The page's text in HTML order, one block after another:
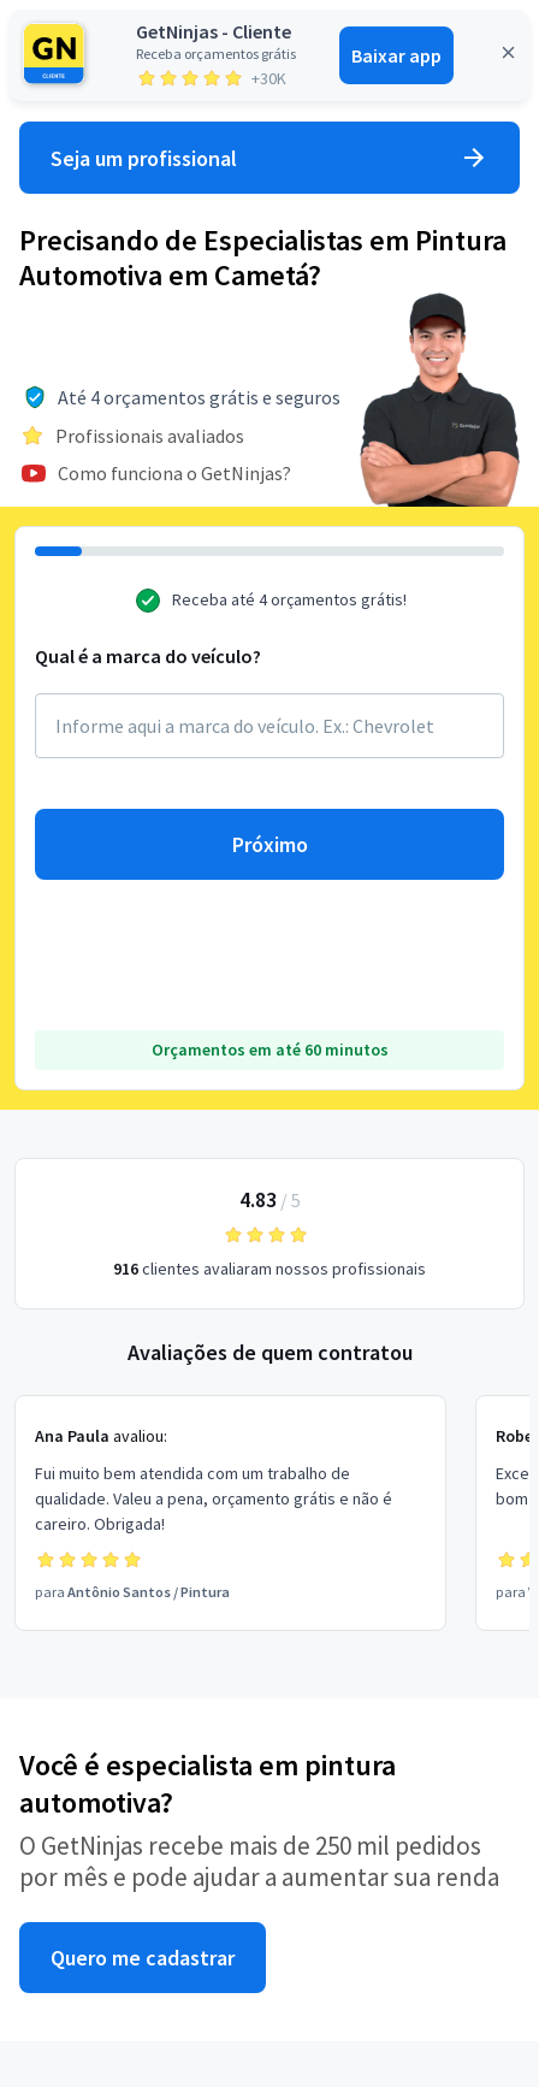
GetNinjas - Cliente
Receba orçamentos grátis
+30K
Baixar app
Entrar
Seja um profissional
Precisando de Especialistas em Pintura
Automotiva em Cametá?
Até 4 orçamentos grátis e seguros
Profissionais avaliados
Como funciona o GetNinjas?
Receba até 4 orçamentos grátis!
Qual é a marca do veículo?
Próximo
Orçamentos em até 60 minutos
4.83 / 5
916clientes avaliaram nossos profissionais
Avaliações de quem contratou
Ana Paula avaliou:
Fui muito bem atendida com um trabalho de
qualidade. Valeu a pena, orçamento grátis e não é
careiro. Obrigada!
para Antônio Santos /Pintura
bom
para
Você é especialista em pintura
automotiva?
O GetNinjas recebe mais de 250 mil pedidos
por mês e pode ajudar a aumentar sua renda
Quero me cadastrar